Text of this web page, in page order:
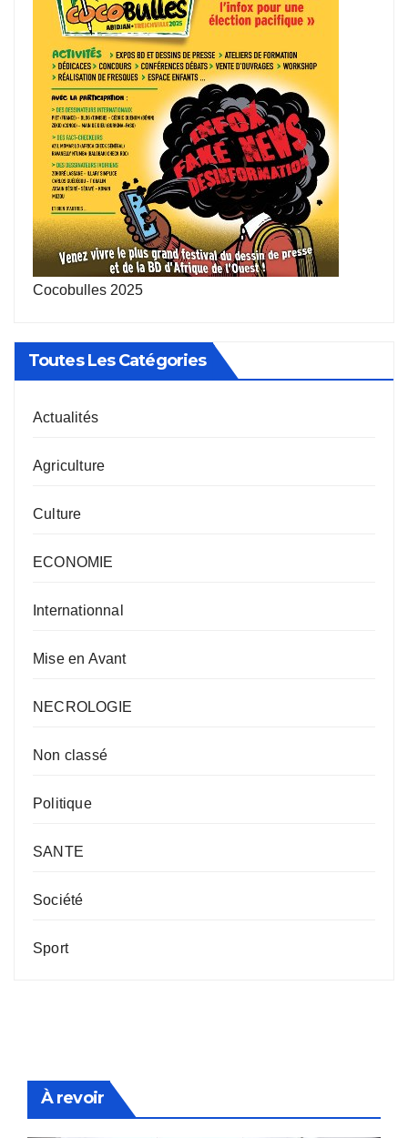
Cocobulles 2025
Toutes Les Catégories
Actualités
Agriculture
Culture
ECONOMIE
Internationnal
Mise en Avant
NECROLOGIE
Non classé
Politique
SANTE
Société
Sport
À revoir